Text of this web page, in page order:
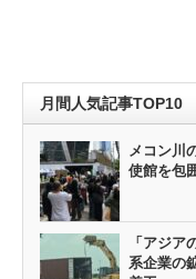
月間人気記事TOP10
メコン川
使館を包
「アジア
系企業の